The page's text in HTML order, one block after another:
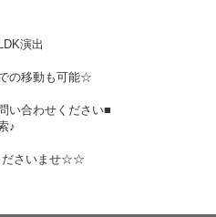
演出
の移動も可能☆
い合わせください■
♪
さいませ☆☆